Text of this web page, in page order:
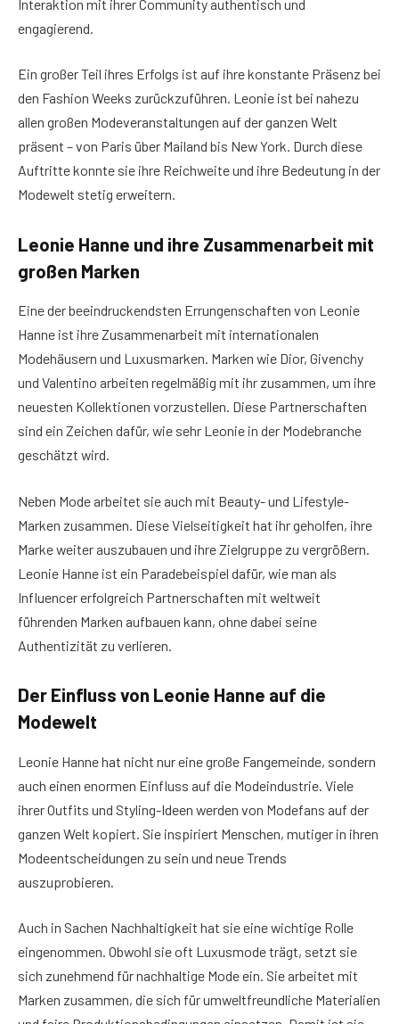
Interaktion mit ihrer Community authentisch und
engagierend.
Ein großer Teil ihres Erfolgs ist auf ihre konstante Präsenz bei
den Fashion Weeks zurückzuführen. Leonie ist bei nahezu
allen großen Modeveranstaltungen auf der ganzen Welt
präsent – von Paris über Mailand bis New York. Durch diese
Auftritte konnte sie ihre Reichweite und ihre Bedeutung in der
Modewelt stetig erweitern.
Leonie Hanne und ihre Zusammenarbeit mit
großen Marken
Eine der beeindruckendsten Errungenschaften von Leonie
Hanne ist ihre Zusammenarbeit mit internationalen
Modehäusern und Luxusmarken. Marken wie Dior, Givenchy
und Valentino arbeiten regelmäßig mit ihr zusammen, um ihre
neuesten Kollektionen vorzustellen. Diese Partnerschaften
sind ein Zeichen dafür, wie sehr Leonie in der Modebranche
geschätzt wird.
Neben Mode arbeitet sie auch mit Beauty- und Lifestyle-
Marken zusammen. Diese Vielseitigkeit hat ihr geholfen, ihre
Marke weiter auszubauen und ihre Zielgruppe zu vergrößern.
Leonie Hanne ist ein Paradebeispiel dafür, wie man als
Influencer erfolgreich Partnerschaften mit weltweit
führenden Marken aufbauen kann, ohne dabei seine
Authentizität zu verlieren.
Der Einfluss von Leonie Hanne auf die
Modewelt
Leonie Hanne hat nicht nur eine große Fangemeinde, sondern
auch einen enormen Einfluss auf die Modeindustrie. Viele
ihrer Outfits und Styling-Ideen werden von Modefans auf der
ganzen Welt kopiert. Sie inspiriert Menschen, mutiger in ihren
Modeentscheidungen zu sein und neue Trends
auszuprobieren.
Auch in Sachen Nachhaltigkeit hat sie eine wichtige Rolle
eingenommen. Obwohl sie oft Luxusmode trägt, setzt sie
sich zunehmend für nachhaltige Mode ein. Sie arbeitet mit
Marken zusammen, die sich für umweltfreundliche Materialien